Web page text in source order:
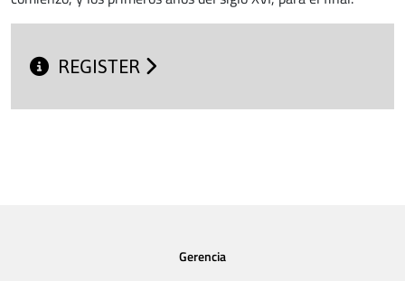
REGISTER
Gerencia